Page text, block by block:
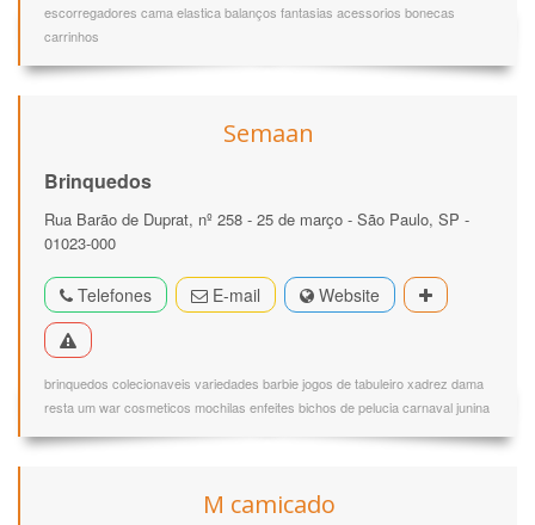
escorregadores cama elastica balanços fantasias acessorios bonecas
carrinhos
Semaan
Brinquedos
Rua Barão de Duprat, nº 258 - 25 de março - São Paulo, SP -
01023-000
Telefones E-mail Website
brinquedos colecionaveis variedades barbie jogos de tabuleiro xadrez dama
resta um war cosmeticos mochilas enfeites bichos de pelucia carnaval junina
M camicado